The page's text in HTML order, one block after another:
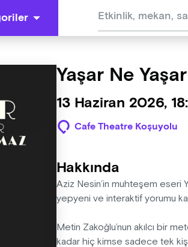
Yaşar Ne
13 Haziran 2026,
Cafe Theatre Koşuyolu
Hakkında
Aziz Nesin’in muhteşem eseri
yepyeni ve interaktif yorumu
Metin Zakoğlu’nun akılcı bir
kadar hiç kimse sadece tek